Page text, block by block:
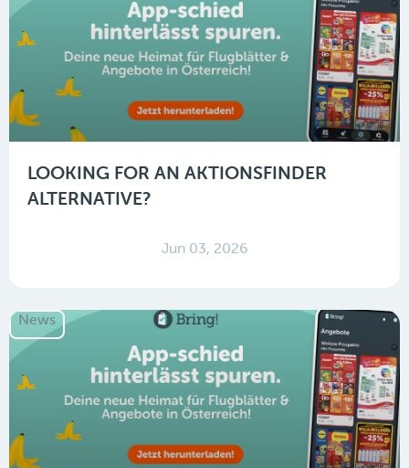
LOOKING FOR AN AKTIONSFINDER
ALTERNATIVE?
Jun 03, 2026
News